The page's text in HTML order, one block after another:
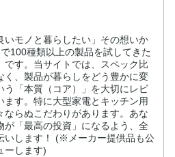
いモノと暮らしたい」その想いか
100種類以上の製品を試してきた
です。当サイトでは、スペック比
く、製品が暮らしをどう豊かに変
う「本質（コア）」を大切にレビ
ます。特に大型家電とキッチン用
ならぬこだわりがあります。あな
が「最高の投資」になるよう、全
いします！ (※メーカー提供品も公
ーします)